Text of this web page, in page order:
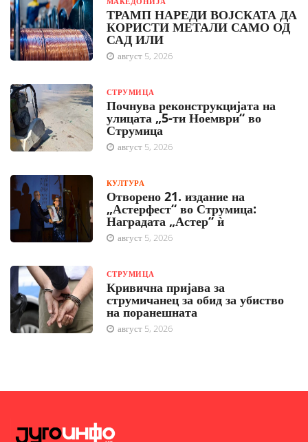
ТРАМП НАРЕДИ ВОЈСКАТА ДА
КОРИСТИ МЕТАЛИ САМО ОД
САД ИЛИ
август 5, 2026
СТРУМИЦА
Почнува реконструкцијата на
улицата „5-ти Ноември“ во
Струмица
август 5, 2026
КУЛТУРА
Отворено 21. издание на
„Астерфест“ во Струмица:
Наградата „Астер“ ѝ
август 5, 2026
СТРУМИЦА
Кривична пријава за
струмичанец за обид за убиство
на поранешната
август 5, 2026